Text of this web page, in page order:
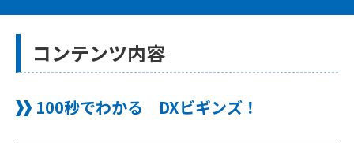
コンテンツ内容
100秒でわかる DXビギンズ！